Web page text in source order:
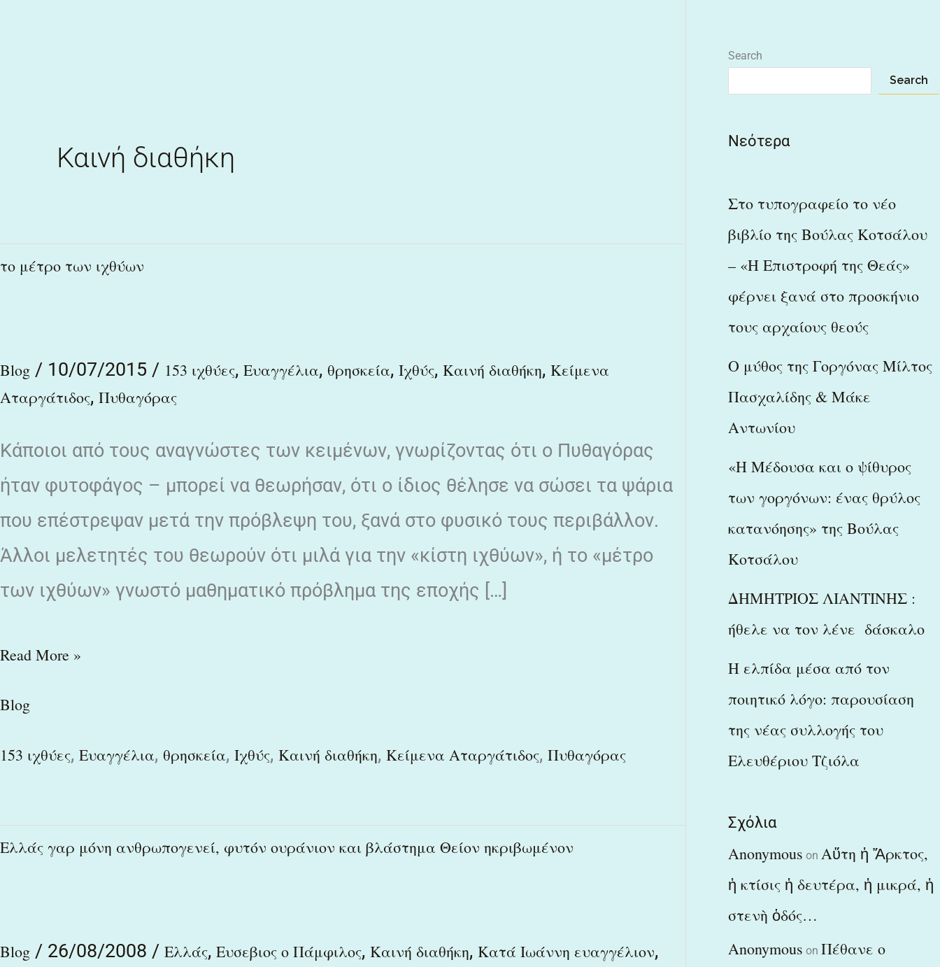
Καινή διαθήκη
το μέτρο των ιχθύων
Blog / 10/07/2015 / 153 ιχθύες, Ευαγγέλια, θρησκεία, Ιχθύς, Καινή διαθήκη, Κείμενα
Αταργάτιδος, Πυθαγόρας
Κάποιοι από τους αναγνώστες των κειμένων, γνωρίζοντας ότι ο Πυθαγόρας
ήταν φυτοφάγος – μπορεί να θεωρήσαν, ότι ο ίδιος θέλησε να σώσει τα ψάρια
που επέστρεψαν μετά την πρόβλεψη του, ξανά στο φυσικό τους περιβάλλον.
Άλλοι μελετητές του θεωρούν ότι μιλά για την «κίστη ιχθύων», ή το «μέτρο
των ιχθύων» γνωστό μαθηματικό πρόβλημα της εποχής […]
Read More »
Blog
153 ιχθύες, Ευαγγέλια, θρησκεία, Ιχθύς, Καινή διαθήκη, Κείμενα Αταργάτιδος, Πυθαγόρας
Ελλάς γαρ μόνη ανθρωπογενεί, φυτόν ουράνιον και βλάστημα Θείον ηκριβωμένον
Blog / 26/08/2008 / Ελλάς, Ευσεβιος ο Πάμφιλος, Καινή διαθήκη, Κατά Ιωάννη ευαγγέλιον,
Ελλάς
φυτόν
Search
Search
Νεότερα
Στο τυπογραφείο το νέο
βιβλίο της Βούλας Κοτσάλου
– «Η Επιστροφή της Θεάς»
φέρνει ξανά στο προσκήνιο
τους αρχαίους θεούς
Ο μύθος της Γοργόνας Μίλτος
Πασχαλίδης & Μάκε
Αντωνίου
«Η Μέδουσα και ο ψίθυρος
των γοργόνων: ένας θρύλος
κατανόησης» της Βούλας
Κοτσάλου
ΔΗΜΗΤΡΙΟΣ ΛΙΑΝΤΙΝΗΣ :
ήθελε να τον λένε δάσκαλο
Η ελπίδα μέσα από τον
ποιητικό λόγο: παρουσίαση
της νέας συλλογής του
Ελευθέριου Τζιόλα
Σχόλια
Anonymous on Αὕτη ἡ Ἄρκτος,
ἡ κτίσις ἡ δευτέρα, ἡ μικρά, ἡ
στενὴ ὁδός…
Anonymous on Πέθανε ο